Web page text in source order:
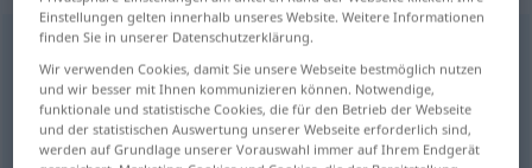
Imitat [imiˈtaːt]n < Imitat(e)s;Imitate
Übersicht aller Übersetzungen
(Für mehr Details die Übersetzung anklicken/antippen)
Einstellungen gelten innerhalb unseres Website. Weitere Informationen
finden Sie in unserer Datenschutzerklärung.
Wir verwenden Cookies, damit Sie unsere Webseite bestmöglich nutzen
und wir besser mit Ihnen kommunizieren können. Notwendige,
funktionale und statistische Cookies, die für den Betrieb der Webseite
und der statistischen Auswertung unserer Webseite erforderlich sind,
werden auf Grundlage unserer Vorauswahl immer auf Ihrem Endgerät